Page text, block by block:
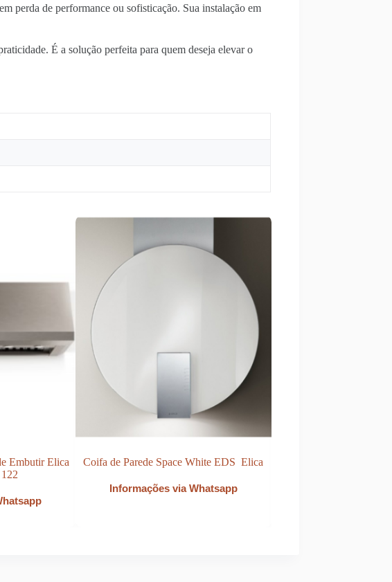
perda de performance ou sofisticação. Sua instalação em
É a solução perfeita para quem deseja elevar o
Embutir Elica
Coifa de Parede Space White EDS Elica
Informações via Whatsapp